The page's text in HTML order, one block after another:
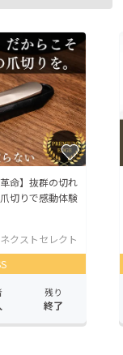
くり・地域活性化
命】抜群の切れ
切りで感動体験
ネクストセレクト
残り
終了